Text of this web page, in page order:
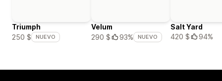
Triumph
250 $
NUEVO
Velum
290 $
93% NUEVO
Salt Yard
420 $
94%